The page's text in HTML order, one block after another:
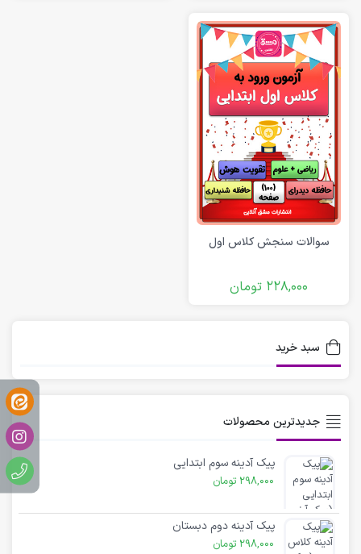
سوالات سنجش کلاس اول
228,000 تومان
سبد خرید
جدیدترین محصولات
پیک آدینه سوم ابتدایی
298,000 تومان
پیک آدینه دوم دبستان
298,000 تومان